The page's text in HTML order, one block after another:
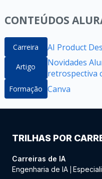
CONTEÚDOS
Carreira AI Product
Artigo
Novidades
retrospectiva
Formação Canva
TRILHAS POR
Carreiras de IA
Engenharia de IA